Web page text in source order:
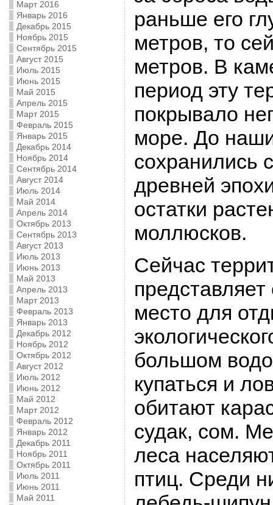
Март 2016
Январь 2016
Декабрь 2015
Ноябрь 2015
Сентябрь 2015
Август 2015
Июль 2015
Июнь 2015
Май 2015
Апрель 2015
Март 2015
Февраль 2015
Январь 2015
Декабрь 2014
Ноябрь 2014
Сентябрь 2014
Август 2014
Июль 2014
Май 2014
Апрель 2014
Октябрь 2013
Сентябрь 2013
Август 2013
Июль 2013
Июнь 2013
Май 2013
Апрель 2013
Март 2013
Февраль 2013
Январь 2013
Декабрь 2012
Ноябрь 2012
Октябрь 2012
Август 2012
Июль 2012
Июнь 2012
Май 2012
Март 2012
Февраль 2012
Январь 2012
Декабрь 2011
Ноябрь 2011
Октябрь 2011
Июль 2011
Июнь 2011
Май 2011
раньше его
метров, то
метров. В
период эту
покрывало
море. До
сохранились
древней
остатки
моллюсков.
Сейчас
место для
большом
купаться и
обитают
судак, сом.
леса
птиц. Среди